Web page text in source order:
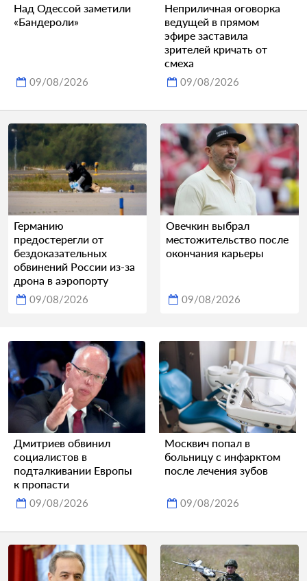
Над Одессой заметили
«Бандероли»
09/08/2026
Неприличная оговорка
ведущей в прямом
эфире заставила
зрителей кричать от
смеха
09/08/2026
Германию
предостерегли от
бездоказательных
обвинений России из-за
дрона в аэропорту
09/08/2026
Овечкин выбрал
местожительство после
окончания карьеры
09/08/2026
Дмитриев обвинил
социалистов в
подталкивании Европы
к пропасти
09/08/2026
Москвич попал в
больницу с инфарктом
после лечения зубов
09/08/2026